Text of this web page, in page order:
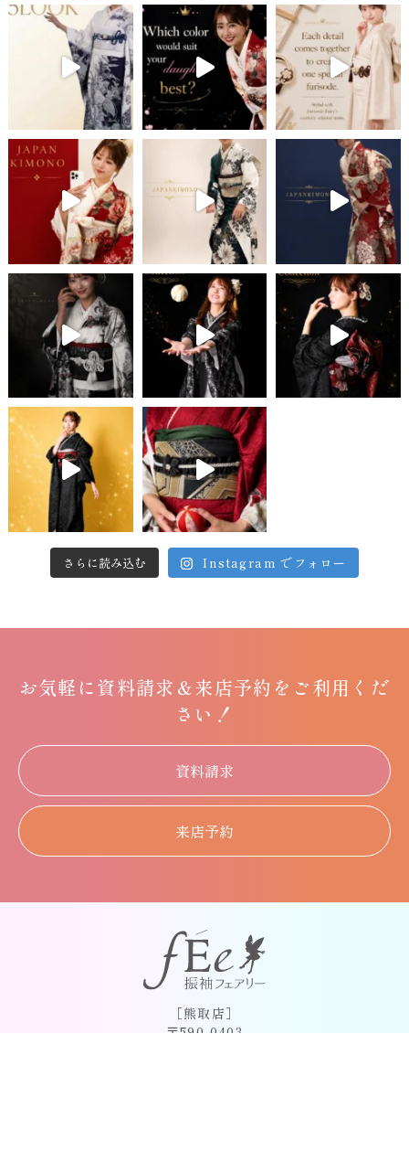
さらに読み込む Instagram でフォロー
お気軽に資料請求＆来店予約をご利用くだ
さい！
資料請求
来店予約
［熊取店］
〒590-0403